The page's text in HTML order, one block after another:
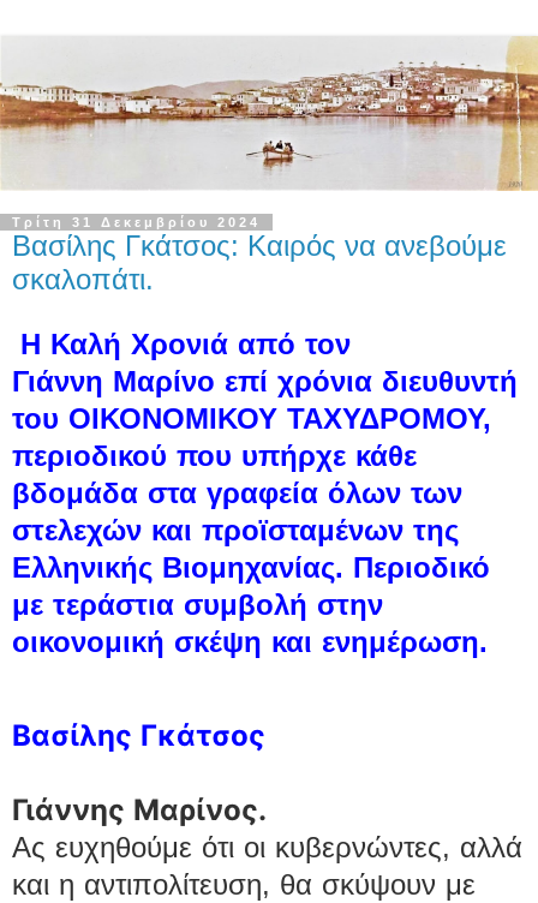
Τρίτη 31 Δεκεμβρίου 2024
Βασίλης Γκάτσος: Καιρός να ανεβούμε
σκαλοπάτι.
Η Καλή Χρονιά από τον
Γιάννη Μαρίνο επί χρόνια διευθυντή
του ΟΙΚΟΝΟΜΙΚΟΥ ΤΑΧΥΔΡΟΜΟΥ,
περιοδικού που υπήρχε κάθε
βδομάδα στα γραφεία όλων των
στελεχών και προϊσταμένων της
Ελληνικής Βιομηχανίας. Περιοδικό
με τεράστια συμβολή στην
οικονομική σκέψη και ενημέρωση.
Βασίλης Γκάτσος
Γιάννης Μαρίνος.
Ας ευχηθούμε ότι οι κυβερνώντες, αλλά
και η αντιπολίτευση, θα σκύψουν με